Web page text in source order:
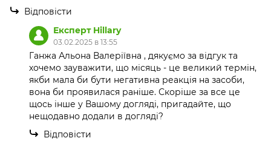
Відповісти
Експерт Hillary
03.02.2025 в 13:55
Ганжа Альона Валеріївна , дякуємо за відгук та
хочемо зауважити, що місяць - це великий термін,
якби мала би бути негативна реакція на засоби,
вона би проявилася раніше. Скоріше за все це
щось інше у Вашому догляді, пригадайте, що
нещодавно додали в догляді?
Відповісти